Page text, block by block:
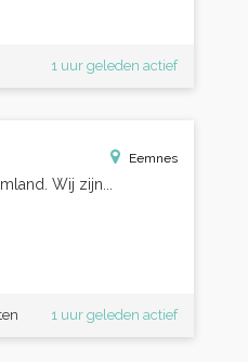
1 uur geleden actief
Eemnes
Wij zijn...
1 uur geleden actief